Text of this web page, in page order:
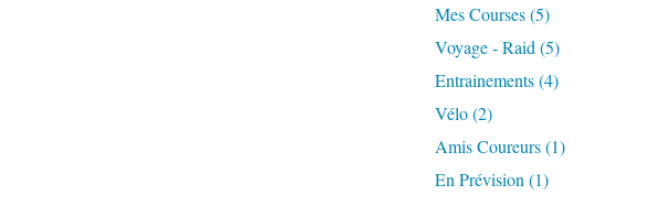
Mes Courses(5)
Voyage - Raid (5)
Entrainements(4)
Vélo(2)
Amis Coureurs(1)
En Prévision (1)